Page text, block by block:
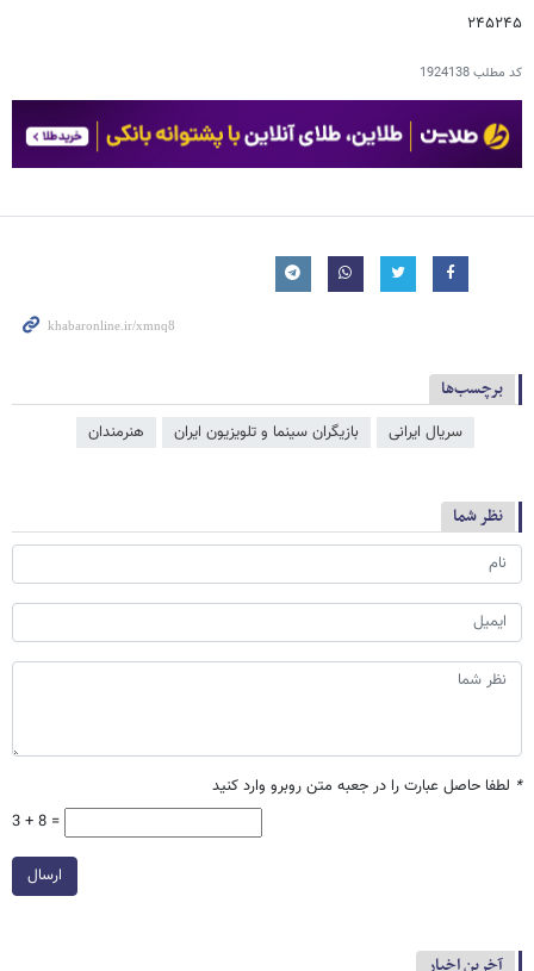
۲۴۵۲۴۵
کد مطلب1924138
برچسب‌ها
سریال ایرانی بازیگران سینما و تلویزیون ایران هنرمندان
نظر شما
* لطفا حاصل عبارت را در جعبه متن روبرو وارد کنید
3 + 8 =
ارسال